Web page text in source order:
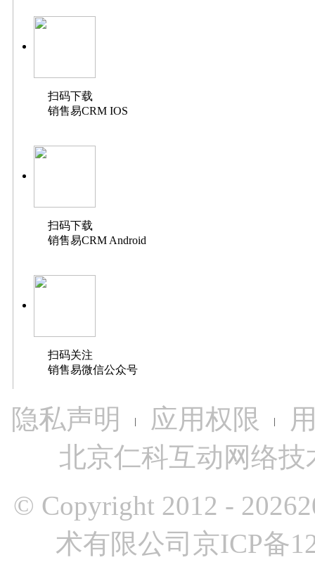
作为一名销售运营，您是
致公海池设置工作非常繁琐
会让销售常常抱怨？
在销售易旧版公海池中，
务场景单一，权限设置也不
务的层级特征，清晰地设置
据层级特征设置领取范围规
销售易【新公海池】
灵活满足更加丰富的业务场
多层级公海分组结构
多层级领取设置
简单规则配置 VS灵活
扫码下载
销售易CRM IOS
扫码下载
销售易CRM Android
扫码关注
销售易微信公众号
隐私声明 应用权限
北京仁科互动网络技
© Copyright 2012 -
术有限公司 京ICP备